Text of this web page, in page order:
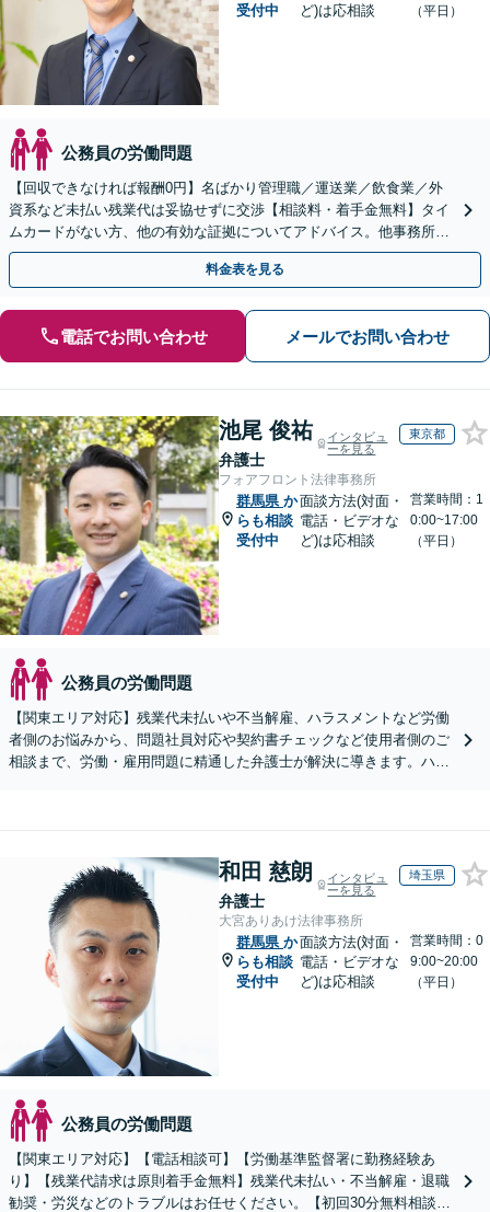
受付中
ど)は応相談
（平日）
公務員の労働問題
【回収できなければ報酬0円】名ばかり管理職／運送業／飲食業／外
資系など未払い残業代は妥協せずに交渉【相談料・着手金無料】タイ
ムカードがない方、他の有効な証拠についてアドバイス。他事務所で
断られた方もご相談ください。あなたの権利を守ります！
料金表を見る
電話でお問い合わせ メールでお問い合わせ
池尾 俊祐
弁護士
インタビュ
ーを見る
東京都
フォアフロント法律事務所
群馬県 か
らも相談
受付中
面談方法(対面・
電話・ビデオな
ど)は応相談
営業時間：1
0:00~17:00
（平日）
公務員の労働問題
【関東エリア対応】残業代未払いや不当解雇、ハラスメントなど労働
者側のお悩みから、問題社員対応や契約書チェックなど使用者側のご
相談まで、労働・雇用問題に精通した弁護士が解決に導きます。ハラ
和田 慈朗
弁護士
インタビュ
ーを見る
埼玉県
大宮ありあけ法律事務所
群馬県 か
らも相談
受付中
面談方法(対面・
電話・ビデオな
ど)は応相談
営業時間：0
9:00~20:00
（平日）
公務員の労働問題
【関東エリア対応】【電話相談可】【労働基準監督署に勤務経験あ
り】【残業代請求は原則着手金無料】残業代未払い・不当解雇・退職
勧奨・労災などのトラブルはお任せください。【初回30分無料相談】